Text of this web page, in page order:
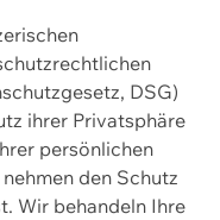
DSG)
ihrer Privatsphäre
persönlichen
den Schutz
Wir behandeln Ihre